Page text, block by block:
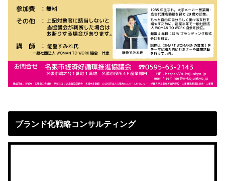
ブランド化戦略コンサルティング